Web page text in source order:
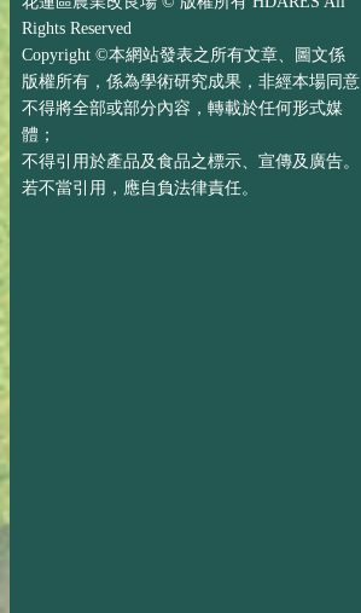
Rights Reserved
Copyright ©本網站發表之所有文章、圖文係
版權所有，係為學術研究成果，非經本場同意
不得將全部或部分內容，轉載於任何形式媒
體；
不得引用於產品及食品之標示、宣傳及廣告。
若不當引用，應自負法律責任。